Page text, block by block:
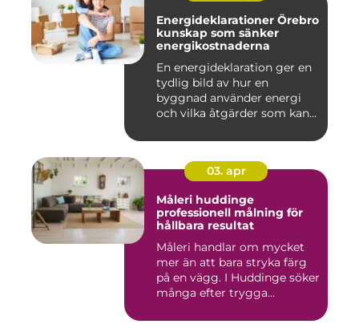
Energideklarationer Örebro
kunskap som sänker
energikostnaderna
En energideklaration ger en
tydlig bild av hur en
byggnad använder energi
och vilka åtgärder som kan...
03. apr
Måleri huddinge
professionell målning för
hållbara resultat
Måleri handlar om mycket
mer än att bara stryka färg
på en vägg. I Huddinge söker
många efter trygga...